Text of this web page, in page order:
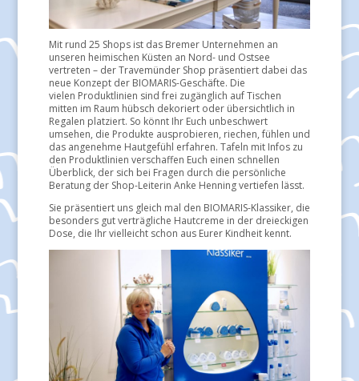
Mit rund 25 Shops ist das Bremer Unternehmen an
unseren heimischen Küsten an Nord- und Ostsee
vertreten – der Travemünder Shop präsentiert dabei das
neue Konzept der BIOMARIS-Geschäfte. Die
vielen Produktlinien sind frei zugänglich auf Tischen
mitten im Raum hübsch dekoriert oder übersichtlich in
Regalen platziert. So könnt Ihr Euch unbeschwert
umsehen, die Produkte ausprobieren, riechen, fühlen und
das angenehme Hautgefühl erfahren. Tafeln mit Infos zu
den Produktlinien verschaffen Euch einen schnellen
Überblick, der sich bei Fragen durch die persönliche
Beratung der Shop-Leiterin Anke Henning vertiefen lässt.
Sie präsentiert uns gleich mal den BIOMARIS-Klassiker, die
besonders gut verträgliche Hautcreme in der dreieckigen
Dose, die Ihr vielleicht schon aus Eurer Kindheit kennt.